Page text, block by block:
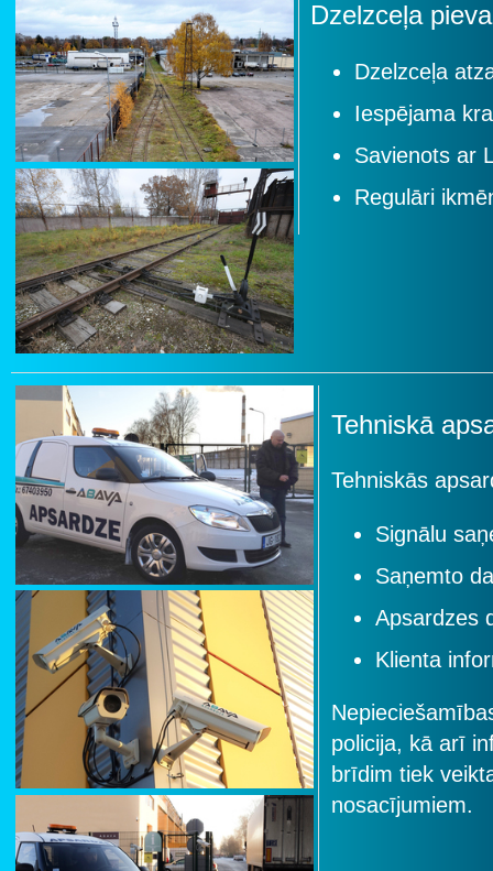
Dzelzceļa
Dzelzceļa
Iespējama
Savienots ar
Regulāri
Tehniskā
Tehniskās
Signālu
Saņemto
Apsardzes
Klienta
policija, kā arī
brīdim tiek
nosacījumiem.